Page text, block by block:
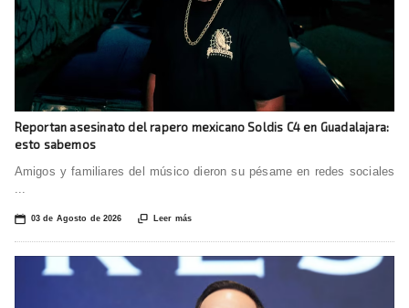
Reportan asesinato del rapero mexicano Soldis C4 en Guadalajara:
esto sabemos
Amigos y familiares del músico dieron su pésame en redes sociales
📅 03 de Agosto de 2026  Leer más